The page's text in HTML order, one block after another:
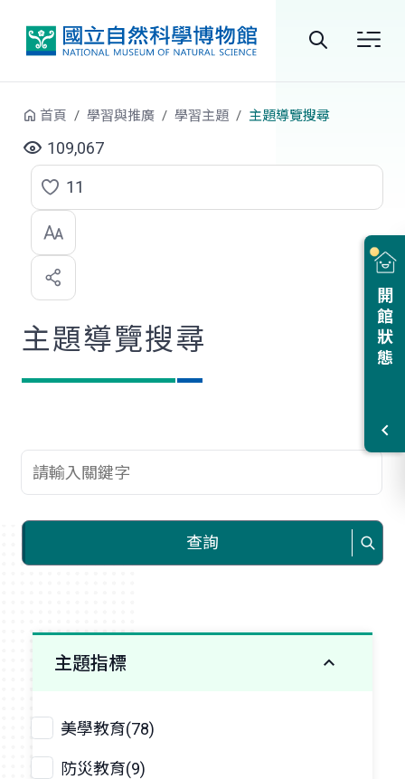
站
尋
開館狀態
首頁 學習與推廣 學習主題 主題導覽搜尋
109,067
點
選
喜
歡
11
主題導覽搜尋
查詢關鍵字
查詢
主題指標
美學教育(78)
防災教育(9)